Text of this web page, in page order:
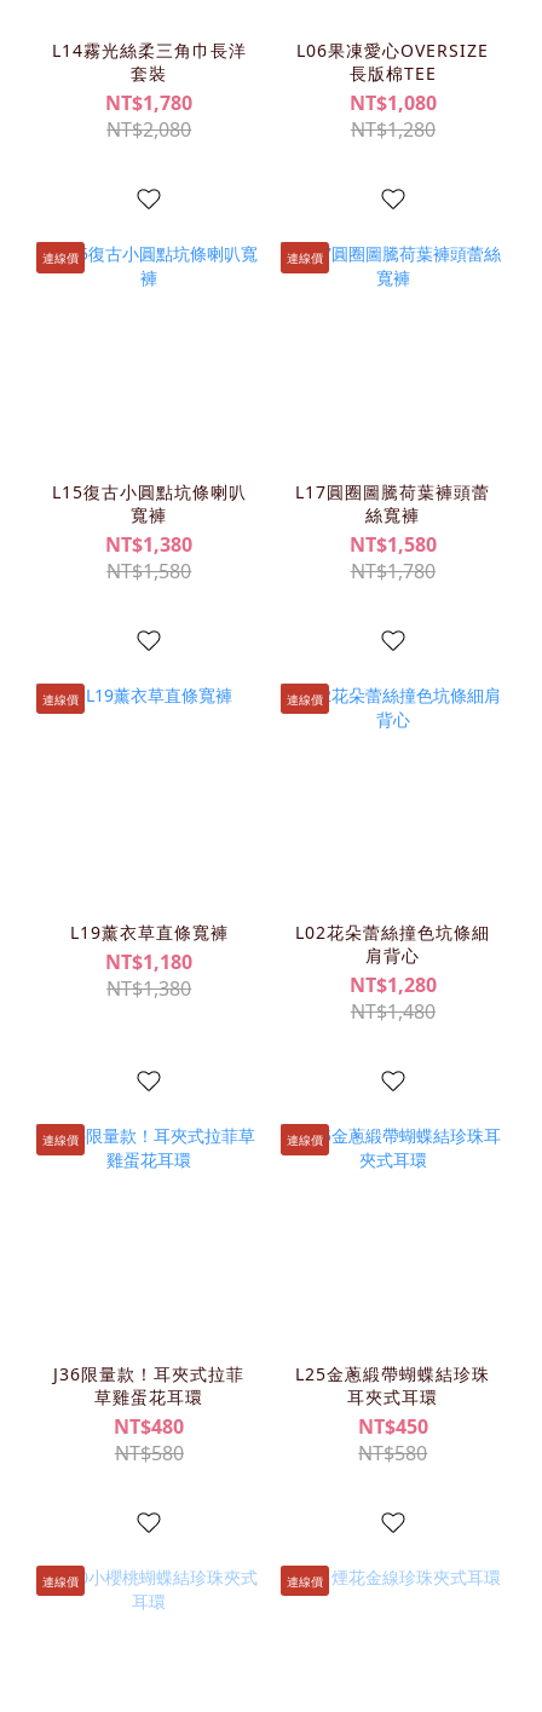
L14霧光絲柔三角巾長洋
套裝
NT$1,780
NT$2,080
L06果凍愛心OVERSIZE
長版棉TEE
NT$1,080
NT$1,280
連線價
L15復古小圓點坑條喇叭
寬褲
NT$1,380
NT$1,580
連線價
L17圓圈圖騰荷葉褲頭蕾
絲寬褲
NT$1,580
NT$1,780
連線價
L19薰衣草直條寬褲
NT$1,180
NT$1,380
連線價
L02花朵蕾絲撞色坑條細
肩背心
NT$1,280
NT$1,480
連線價
J36限量款！耳夾式拉菲
草雞蛋花耳環
NT$480
NT$580
連線價
L25金蔥緞帶蝴蝶結珍珠
耳夾式耳環
NT$450
NT$580
連線價 連線價